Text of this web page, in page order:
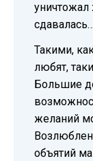
уничтожал
сдавалась…
Такими,
любят,
Большие
желаний
объятий